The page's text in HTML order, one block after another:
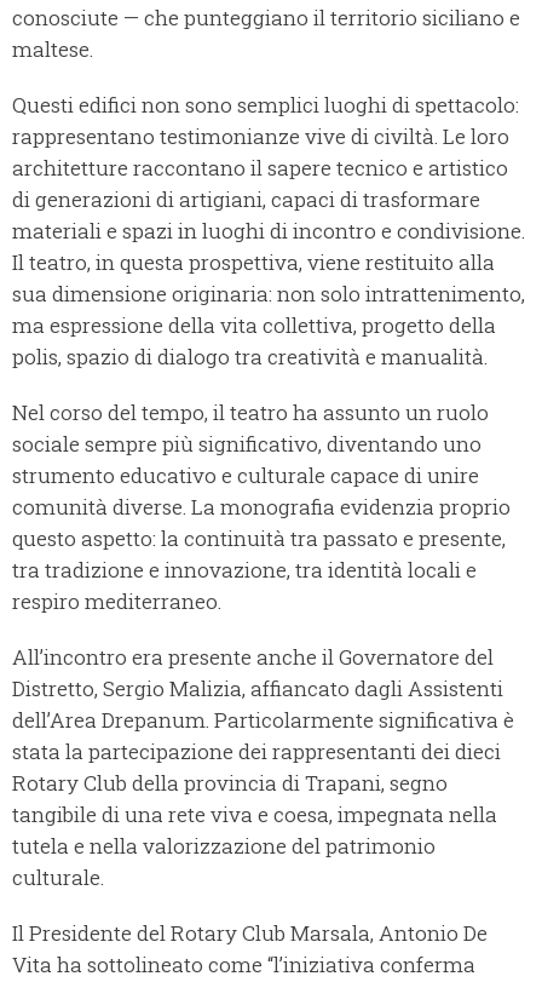
conosciute — che punteggiano il territorio siciliano e
maltese.
Questi edifici non sono semplici luoghi di spettacolo:
rappresentano testimonianze vive di civiltà. Le loro
architetture raccontano il sapere tecnico e artistico
di generazioni di artigiani, capaci di trasformare
materiali e spazi in luoghi di incontro e condivisione.
Il teatro, in questa prospettiva, viene restituito alla
sua dimensione originaria: non solo intrattenimento,
ma espressione della vita collettiva, progetto della
polis, spazio di dialogo tra creatività e manualità.
Nel corso del tempo, il teatro ha assunto un ruolo
sociale sempre più significativo, diventando uno
strumento educativo e culturale capace di unire
comunità diverse. La monografia evidenzia proprio
questo aspetto: la continuità tra passato e presente,
tra tradizione e innovazione, tra identità locali e
respiro mediterraneo.
All’incontro era presente anche il Governatore del
Distretto, Sergio Malizia, affiancato dagli Assistenti
dell’Area Drepanum. Particolarmente significativa è
stata la partecipazione dei rappresentanti dei dieci
Rotary Club della provincia di Trapani, segno
tangibile di una rete viva e coesa, impegnata nella
tutela e nella valorizzazione del patrimonio
culturale.
Il Presidente del Rotary Club Marsala, Antonio De
Vita ha sottolineato come “l’iniziativa conferma